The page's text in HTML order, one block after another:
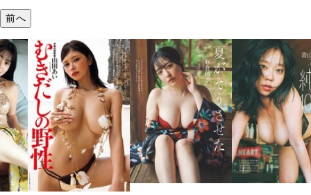
前へ
溝端 葵『もう
つの、あおい
で。』
2026年08月09日